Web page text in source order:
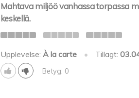
Mahtava miljöö vanhassa torpassa
keskellä.
Upplevelse: À la carte • Tillagt:
Betyg: 0